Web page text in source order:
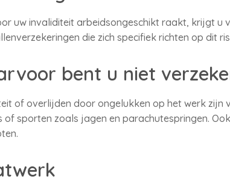
uw invaliditeit arbeidsongeschikt raakt, krijgt u
die zich specifiek richten op dit
bent u niet
of overlijden door ongelukken op het werk
of sporten zoals jagen en parachutespringen.